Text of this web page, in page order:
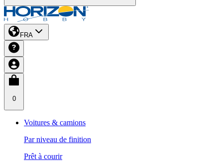
FRA
0
Voitures & camions
Par niveau de finition
Prêt à courir